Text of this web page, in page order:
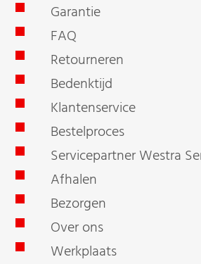
Garantie
FAQ
Retourneren
Bedenktijd
Klantenservice
Bestelproces
Servicepartner Westra
Afhalen
Bezorgen
Over ons
Werkplaats